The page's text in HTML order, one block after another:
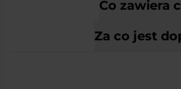
Co zawiera
Za co jest